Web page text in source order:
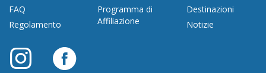
FAQ
Regolamento
Programma di
Affiliazione
Destinazioni
Notizie